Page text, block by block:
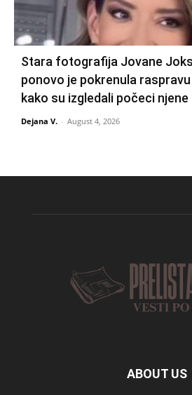
Stara fotografija Jovane
ponovo je pokrenula
kako su izgledali počeci njene
Dejana V. - August 4, 2026
ABOUT US